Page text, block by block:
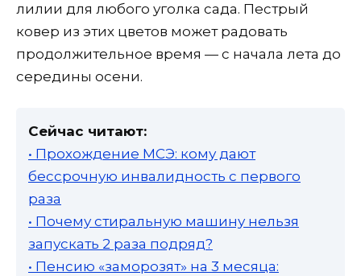
лилии для любого уголка сада. Пестрый
ковер из этих цветов может радовать
продолжительное время — с начала лета до
середины осени.
Сейчас читают:
• Прохождение МСЭ: кому дают
бессрочную инвалидность с первого
раза
• Почему стиральную машину нельзя
запускать 2 раза подряд?
• Пенсию «заморозят» на 3 месяца: